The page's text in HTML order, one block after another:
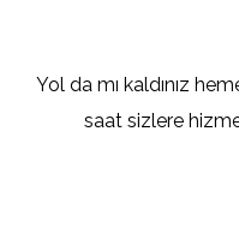
Yol da mı kaldınız
saat sizlere